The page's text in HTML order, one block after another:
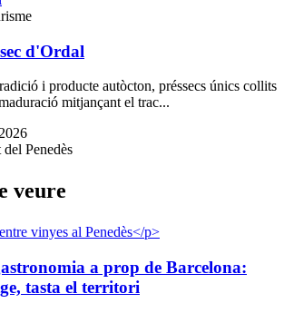
d'Ordal
i producte autòcton, préssecs únics collits
mitjançant el trac...
Penedès
veure
a prop de Barcelona:
tasta el territori